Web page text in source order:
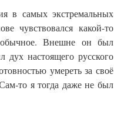
в самых экстремальных
чувствовался какой-то
Внешне он был
настоящего русского
умереть за своё
то я тогда даже не был